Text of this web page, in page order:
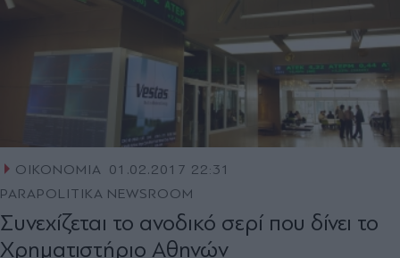
ΟΙΚΟΝΟΜΙΑ 01.02.2017 22:31
PARAPOLITIKA NEWSROOM
Συνεχίζεται το ανοδικό σερί που δίνει το
Χρηματιστήριο Αθηνών